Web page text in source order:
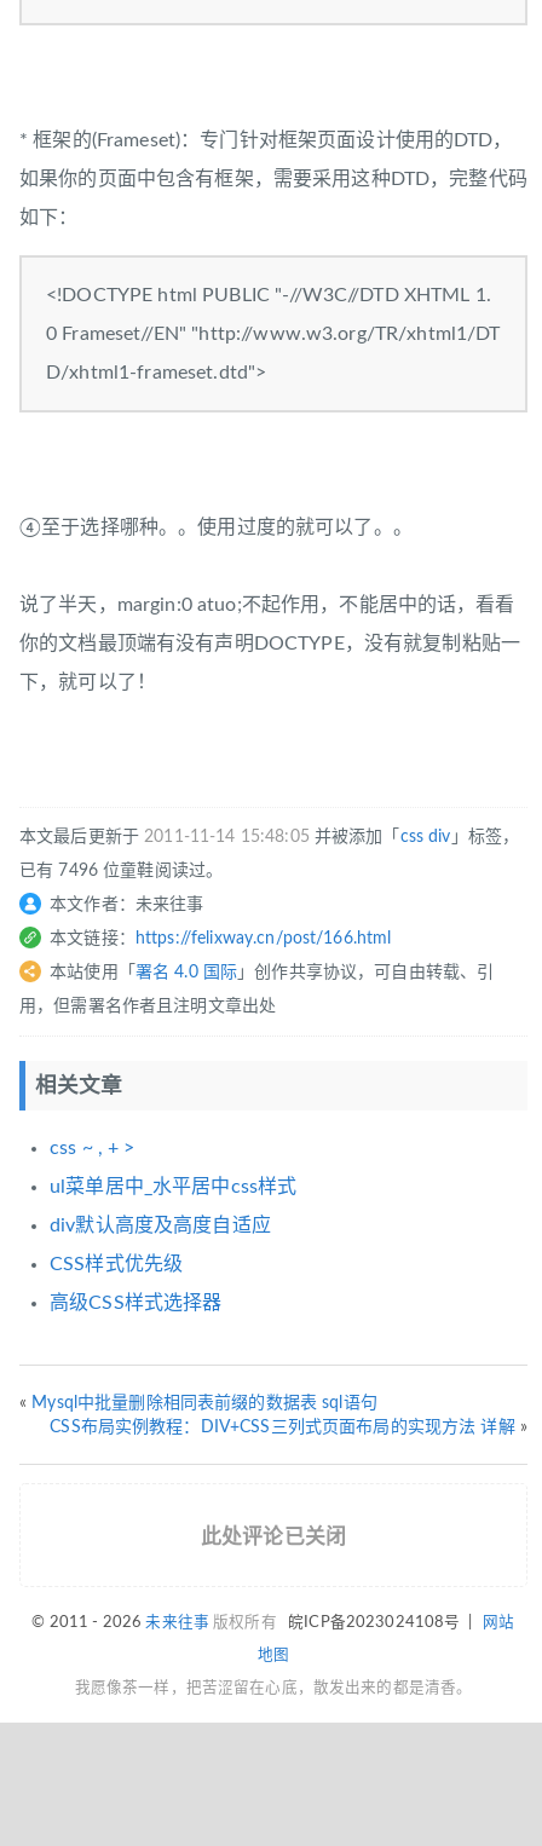
* 框架的(Frameset)：专门针对框架页面设计使用的DTD，
如果你的页面中包含有框架，需要采用这种DTD，完整代码
如下：
<!DOCTYPE html PUBLIC "-//W3C//DTD XHTML 1.
0 Frameset//EN" "http://www.w3.org/TR/xhtml1/DT
D/xhtml1-frameset.dtd">
④至于选择哪种。。使用过度的就可以了。。
说了半天，margin:0 atuo;不起作用，不能居中的话，看看
你的文档最顶端有没有声明DOCTYPE，没有就复制粘贴一
下，就可以了！
本文最后更新于2011-11-14 15:48:05 并被添加「 css div 」标签，
已有 7496 位童鞋阅读过。
本文作者：未来往事
本文链接：
https://felixway.cn/post/166.html
本站使用「 署名 4.0 国际 」创作共享协议，可自由转载、引
用，但需署名作者且注明文章出处
相关文章
css ~ , + >
ul菜单居中_水平居中css样式
div默认高度及高度自适应
CSS样式优先级
高级CSS样式选择器
« Mysql中批量删除相同表前缀的数据表 sql语句
CSS布局实例教程：DIV+CSS三列式页面布局的实现方法 详解»
此处评论已关闭
© 2011 - 2026未来往事 版权所有 皖ICP备2023024108号 网站
地图
我愿像茶一样，把苦涩留在心底，散发出来的都是清香。